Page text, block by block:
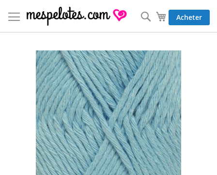
au
contenu
Mon panier
Acheter
Rechercher